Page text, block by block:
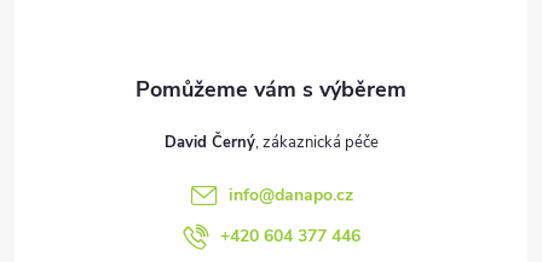
David Černý
info@danapo.cz
+420 604 377 446